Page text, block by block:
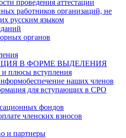
проведения аттестации
работников организаций, не
русским языком
органов
В ФОРМЕ ВЫДЕЛЕНИЯ
плюсы вступления
наших членов
для вступающих в СРО
фондов
членских взносов
и партнеры